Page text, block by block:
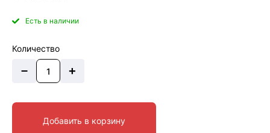
Есть в наличии
Количество
– +
Добавить в корзину